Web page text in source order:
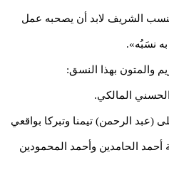
الشريف لابد أن يصحبه عمل
نسَبُه».
والمتون بهذا النسق:
المالكي.
الرحمن) تيمنا وتبركا بواقعي
أحمد الحامدين وأحمد المحمودين